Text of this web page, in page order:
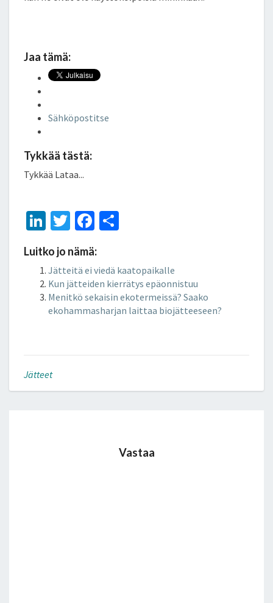
Jaa tämä:
Sähköpostitse
Tykkää tästä:
Tykkää Lataa...
Li
ke
dI
n
T
wi
tt
er
Fa
b
o
o
k
e
Luitko jo nämä:
Jätteitä ei viedä kaatopaikalle
Kun jätteiden kierrätys epäonnistuu
Menitkö sekaisin ekotermeissä? Saako
ekohammasharjan laittaa biojätteeseen?
Jätteet
Vastaa